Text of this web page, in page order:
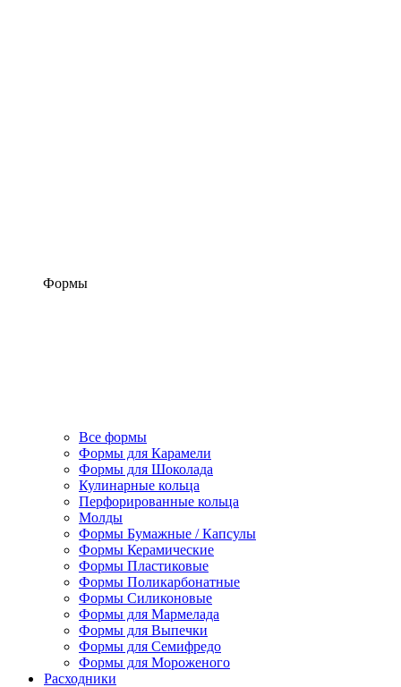
Формы
Все формы
Формы для Карамели
Формы для Шоколада
Кулинарные кольца
Перфорированные кольца
Молды
Формы Бумажные / Капсулы
Формы Керамические
Формы Пластиковые
Формы Поликарбонатные
Формы Силиконовые
Формы для Мармелада
Формы для Выпечки
Формы для Семифредо
Формы для Мороженого
Расходники